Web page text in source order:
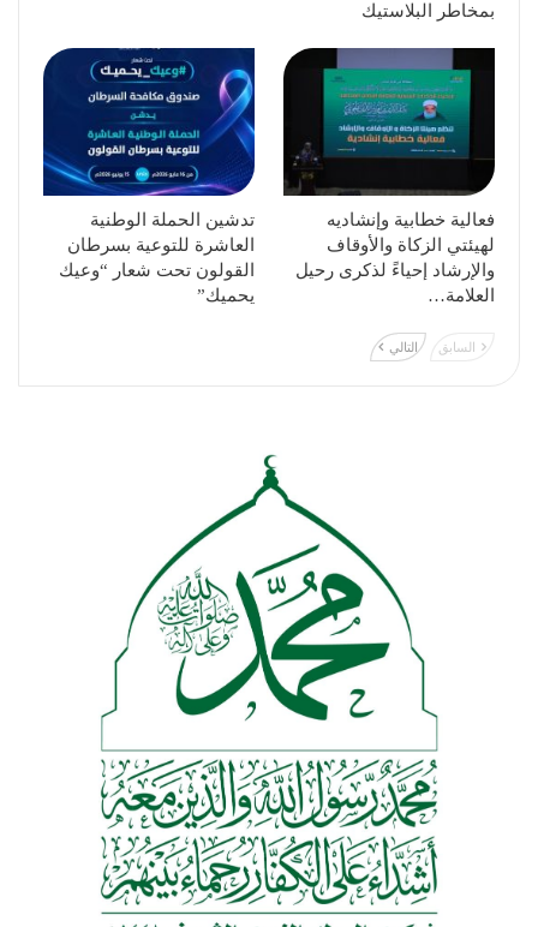
بمخاطر البلاستيك
فعالية خطابية وإنشاديه
لهيئتي الزكاة والأوقاف
والإرشاد إحياءً لذكرى رحيل
العلامة…
تدشين الحملة الوطنية
العاشرة للتوعية بسرطان
القولون تحت شعار “وعيك
يحميك”
السابق التالي